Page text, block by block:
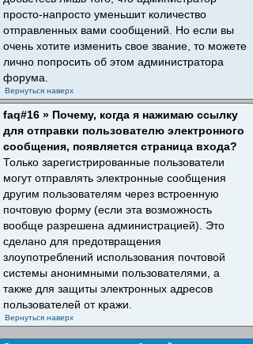
просто-напросто уменьшит количество
отправленных вами сообщений. Но если вы
очень хотите изменить свое звание, то можете
лично попросить об этом администратора
форума.
Вернуться наверх
faq#16 » Почему, когда я нажимаю ссылку
для отправки пользователю электронного
сообщения, появляется страница входа?
Только зарегистрированные пользователи
могут отправлять электронные сообщения
другим пользователям через встроенную
почтовую форму (если эта возможность
вообще разрешена администрацией). Это
сделано для предотвращения
злоупотреблений использования почтовой
системы анонимными пользователями, а
также для защиты электронных адресов
пользователей от кражи.
Вернуться наверх